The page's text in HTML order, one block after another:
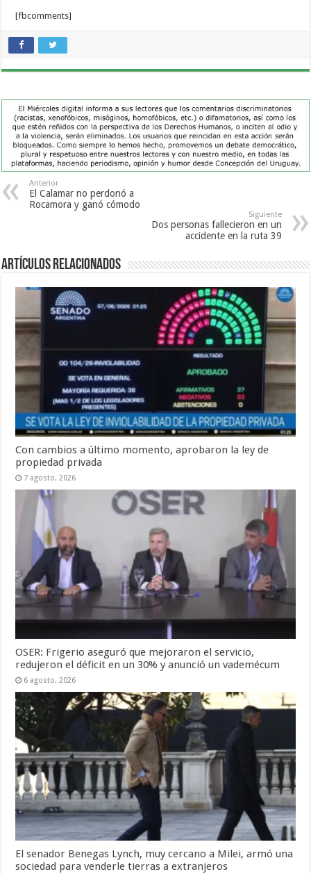
[fbcomments]
Anterior
El Calamar no perdonó a
Rocamora y ganó cómodo
Siguiente
Dos personas fallecieron en un
accidente en la ruta 39
Artículos Relacionados
Con cambios a último momento, aprobaron la ley de
propiedad privada
7 agosto, 2026
OSER: Frigerio aseguró que mejoraron el servicio,
redujeron el déficit en un 30% y anunció un vademécum
6 agosto, 2026
El senador Benegas Lynch, muy cercano a Milei, armó una
sociedad para venderle tierras a extranjeros